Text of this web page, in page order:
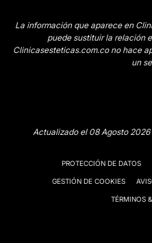
La información que aparece en
puede sustituir la relación
Clinicasesteticas.com.co no hace
un
Actualizado el 08 Agosto 2026
PROTECCIÓN DE DATOS
GESTIÓN DE COOKIES
TÉRMINOS